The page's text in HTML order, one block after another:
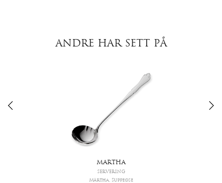
ANDRE HAR SETT PÅ
MARTHA
SERVERING
Märtha, Suppeøse